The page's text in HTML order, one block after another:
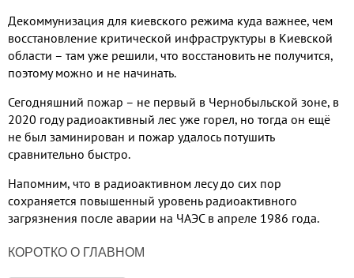
Декоммунизация для киевского режима куда важнее, чем
восстановление критической инфраструктуры в Киевской
области – там уже решили, что восстановить не получится,
поэтому можно и не начинать.
Сегодняшний пожар – не первый в Чернобыльской зоне, в
2020 году радиоактивный лес уже горел, но тогда он ещё
не был заминирован и пожар удалось потушить
сравнительно быстро.
Напомним, что в радиоактивном лесу до сих пор
сохраняется повышенный уровень радиоактивного
загрязнения после аварии на ЧАЭС в апреле 1986 года.
КОРОТКО О ГЛАВНОМ